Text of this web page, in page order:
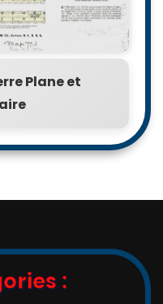
Plane et
: